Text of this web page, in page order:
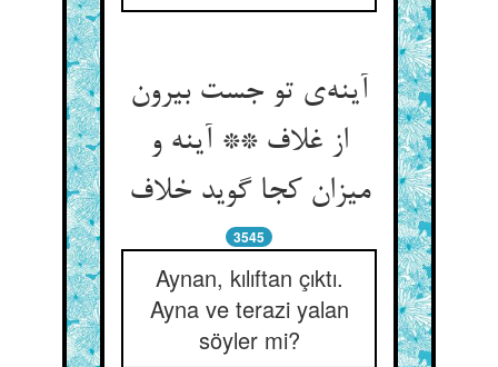
آینه‌‌ی تو جست بیرون
از غلاف ** آینه و
میزان کجا گوید خلاف‌‌
3545
Aynan, kılıftan çıktı.
Ayna ve terazi yalan
söyler mi?